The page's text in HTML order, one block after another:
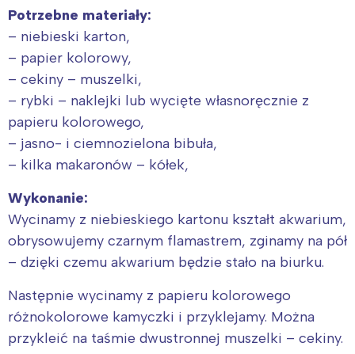
Potrzebne materiały:
– niebieski karton,
– papier kolorowy,
– cekiny – muszelki,
– rybki – naklejki lub wycięte własnoręcznie z
papieru kolorowego,
– jasno- i ciemnozielona bibuła,
– kilka makaronów – kółek,
Wykonanie:
Wycinamy z niebieskiego kartonu kształt akwarium,
obrysowujemy czarnym flamastrem, zginamy na pół
– dzięki czemu akwarium będzie stało na biurku.
Następnie wycinamy z papieru kolorowego
różnokolorowe kamyczki i przyklejamy. Można
przykleić na taśmie dwustronnej muszelki – cekiny.